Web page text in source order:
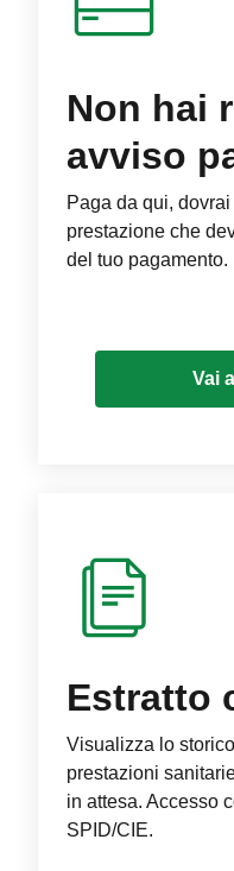
Non hai
avviso
Paga da qui,
prestazione che
del tuo pagamento.
Vai
Estratto
Visualizza lo
prestazioni
in attesa. Accesso
SPID/CIE.